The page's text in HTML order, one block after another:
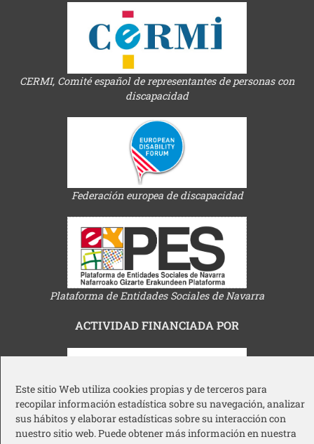
Este sitio Web utiliza cookies propias y de terceros para
recopilar información estadística sobre su navegación, analizar
sus hábitos y elaborar estadísticas sobre su interacción con
nuestro sitio web. Puede obtener más información en nuestra
CERMI, Comité español de representantes de personas con
discapacidad
Federación europea de discapacidad
Plataforma de Entidades Sociales de Navarra
ACTIVIDAD FINANCIADA POR
Gobierno de Navarra